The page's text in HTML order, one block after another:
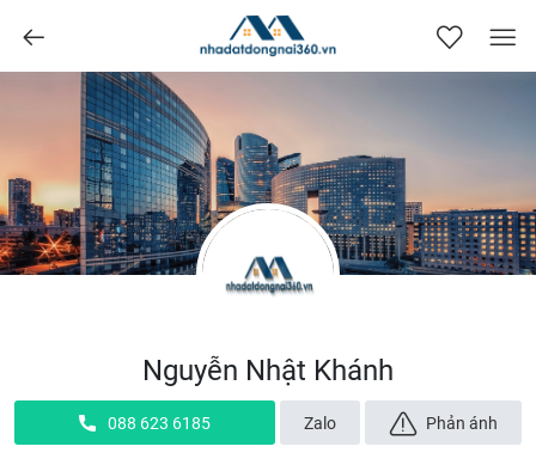
nhadatdongnai360.vn
Nguyễn Nhật Khánh
088 623 6185 Zalo Phản ánh